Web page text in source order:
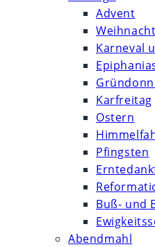
Advent
Karneval
Karfreitag
Ostern
Pfingsten
Buß- und
Abendmahl